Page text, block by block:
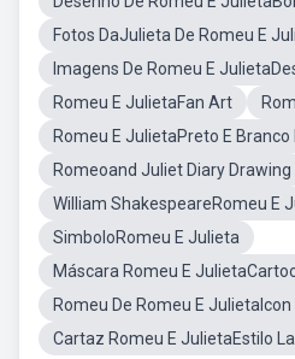
Fotos DaJulieta De Romeu E
Imagens De Romeu E
Romeu E JulietaFan Art
Romeu E JulietaPreto E Branco
Romeoand Juliet Diary Drawing
William ShakespeareRomeu E
SimboloRomeu E Julieta
Máscara Romeu E
Romeu De Romeu E
Cartaz Romeu E JulietaEstilo